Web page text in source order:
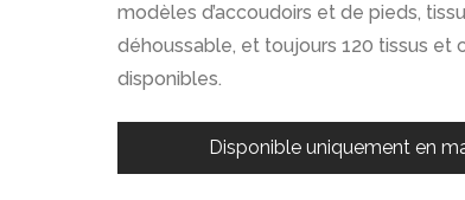
modèles d’accoudoirs et de pieds,
déhoussable, et toujours 120 tissus et
disponibles.
Disponible uniquement en